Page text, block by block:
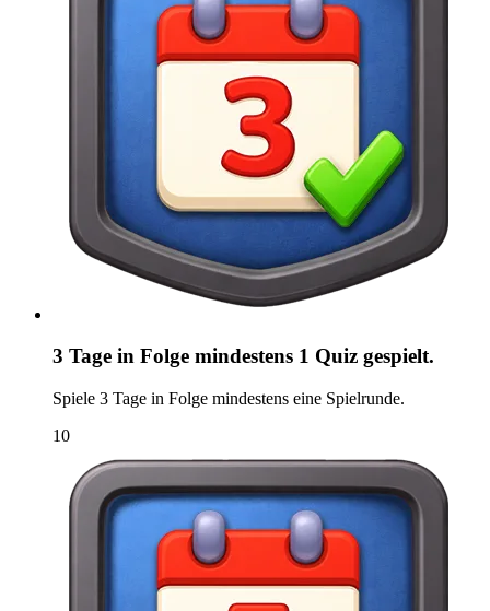
3 Tage in Folge mindestens 1 Quiz gespielt.
Spiele 3 Tage in Folge mindestens eine Spielrunde.
10